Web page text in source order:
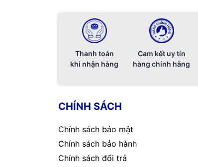
Thanh toán
khi nhận hàng
Cam kết uy tín
hàng chính hãng
CHÍNH SÁCH
Chính sách bảo mật
Chính sách bảo hành
Chính sách đổi trả